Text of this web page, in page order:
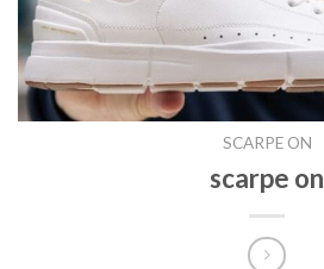
SCARPE ON
scarpe on